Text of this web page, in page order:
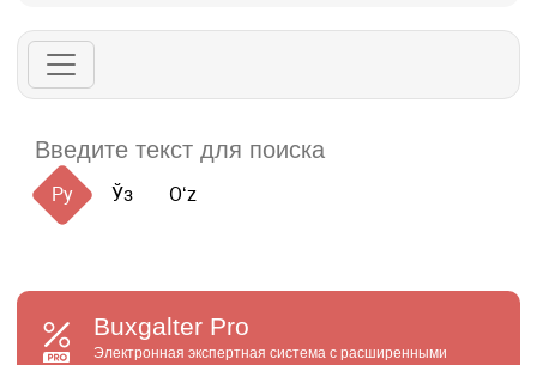
Ру Ўз Oʻz
Buxgalter Pro
Электронная экспертная система с расширенными